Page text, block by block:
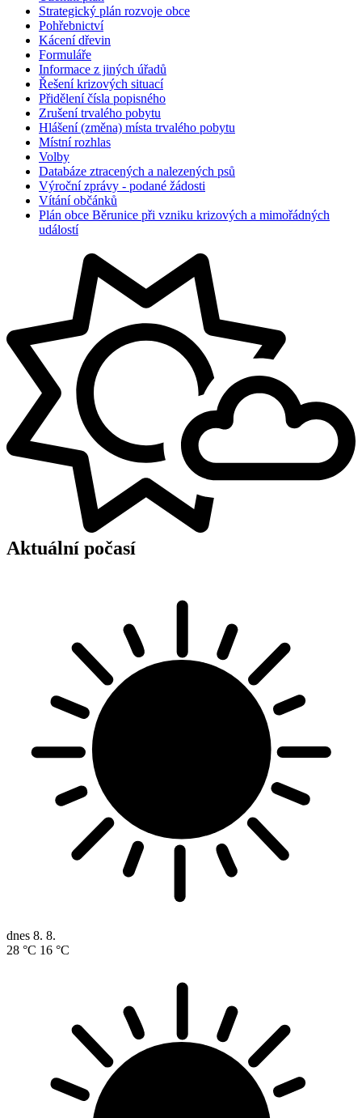
Strategický plán rozvoje obce
Pohřebnictví
Kácení dřevin
Formuláře
Informace z jiných úřadů
Řešení krizových situací
Přidělení čísla popisného
Zrušení trvalého pobytu
Hlášení (změna) místa trvalého pobytu
Místní rozhlas
Volby
Databáze ztracených a nalezených psů
Výroční zprávy - podané žádosti
Vítání občánků
Plán obce Běrunice při vzniku krizových a mimořádných
událostí
Aktuální počasí
dnes 8. 8.
28 °C 16 °C